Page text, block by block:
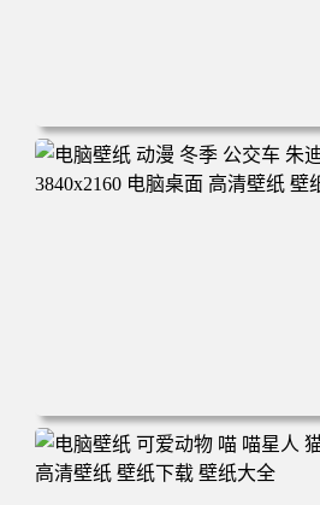
电脑壁纸 完美世界 荒天帝石昊 4K
高清壁纸 壁纸下载 壁纸大全
电脑壁纸 动漫 冬季 公交车 朱迪狐
160 电脑桌面 高清壁纸 壁纸下载 壁